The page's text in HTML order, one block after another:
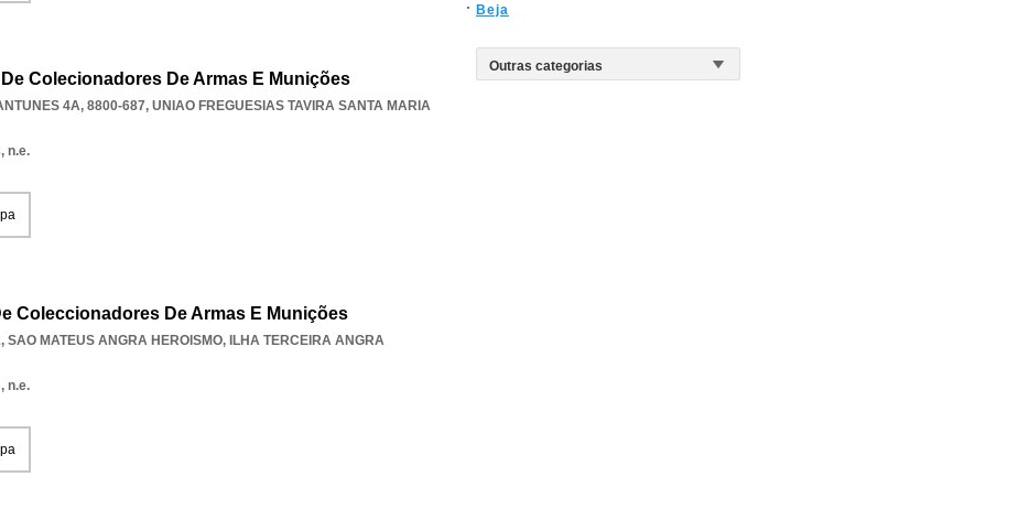
Colecionadores De Armas E Munições
4A, 8800-687, UNIAO FREGUESIAS TAVIRA SANTA MARIA
n.e.
Coleccionadores De Armas E Munições
, SAO MATEUS ANGRA HEROISMO, ILHA TERCEIRA ANGRA
n.e.
Beja